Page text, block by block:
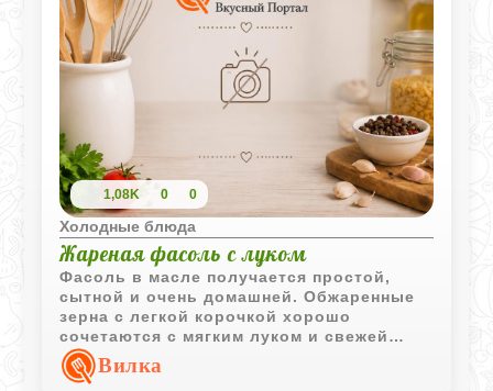
1,08K 0 0
Холодные блюда
Жареная фасоль с луком
Фасоль в масле получается простой,
сытной и очень домашней. Обжаренные
зерна с легкой корочкой хорошо
сочетаются с мягким луком и свежей
зеленью, а блюдо вкусно как теплым, так
и охлажденным.
Вилка